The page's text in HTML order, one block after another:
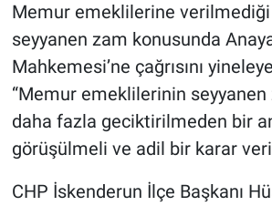
Memur emeklilerine
seyyanen zam konusunda
Mahkemesi’ne çağrısını
“Memur emeklilerinin seyyanen
daha fazla geciktirilmeden bir
görüşülmeli ve adil bir karar
CHP İskenderun İlçe Başkanı